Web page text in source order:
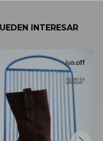
INTERESAR